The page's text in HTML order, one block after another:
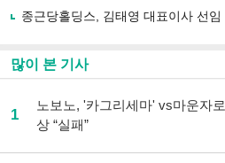
종근당홀딩스, 김태영 대표이사 선임
많이 본 기사
1
노보노, '카그리세마' vs마운자
상 “실패”